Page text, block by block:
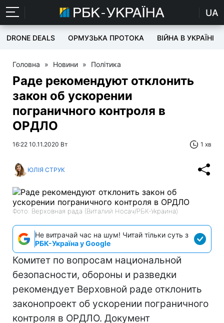
UA
DRONE DEALS ОРМУЗЬКА ПРОТОКА ВІЙНА В УКРАЇНІ
Головна » Новини » Політика
Раде рекомендуют отклонить
закон об ускорении
пограничного контроля в
ОРДЛО
16:22 10.11.2020 Вт 1 хв
ЮЛІЯ СТРУК
Фото: Верховная рада (Виталий Носач/РБК-Украина)
Не витрачай час на шум! Читай тільки суть з
РБК-Україна у Google
Комитет по вопросам национальной
безопасности, обороны и разведки
рекомендует Верховной раде отклонить
законопроект об ускорении пограничного
контроля в ОРДЛО. Документ